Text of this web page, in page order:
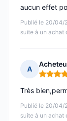
Publié le 20/04/
suite à un achat
aucun effet
A
Note : 5
Publié le 20/04/
suite à un achat
Très